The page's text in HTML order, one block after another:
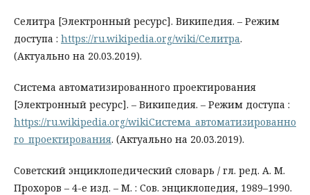
Селитра [Электронный ресурс]. Википедия. – Режим
доступа : https://ru.wikipedia.org/wiki/Селитра.
(Актуально на 20.03.2019).
Система автоматизированного проектирования
[Электронный ресурс]. – Википедия. – Режим доступа :
https://ru.wikipedia.org/wikiСистема_автоматизированно
го_проектирования. (Актуально на 20.03.2019).
Советский энциклопедический словарь / гл. ред. А. М.
Прохоров – 4-е изд. – М. : Сов. энциклопедия, 1989–1990.